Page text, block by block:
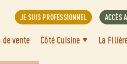
JE SUIS PROFESSIONNEL ACCÈS
vente Côté Cuisine La